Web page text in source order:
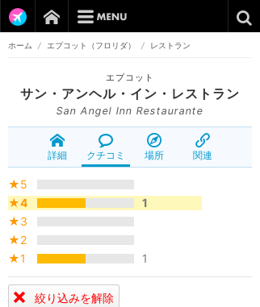
ホーム / エプコット（フロリダ） / レストラン
エプコット
サン・アンヘル・イン・レストラン
San Angel Inn Restaurante
詳細 クチコミ 場所 関連
★5
★4
1
★3
★2
★1
1
絞り込みを解除